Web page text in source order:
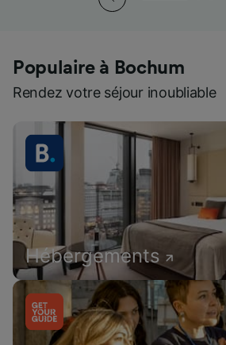
Populaire à Bochum
Rendez votre séjour inoubliable
Hébergements